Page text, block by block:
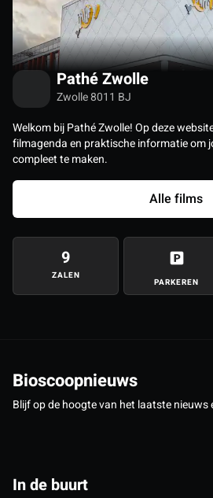
Pathé Zwolle
Zwolle 8011 BJ
Welkom bij Pathé Zwolle! Op deze
filmagenda en praktische informatie om
compleet te maken.
Alle films
9
ZALEN
PARKEREN
Bioscoopnieuws
Blijf op de hoogte van het laatste nieuws
In de buurt